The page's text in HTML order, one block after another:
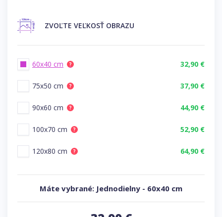
ZVOĽTE VEĽKOSŤ OBRAZU
60x40 cm ? 32,90 €
75x50 cm ? 37,90 €
90x60 cm ? 44,90 €
100x70 cm ? 52,90 €
120x80 cm ? 64,90 €
Máte vybrané: Jednodielny - 60x40 cm